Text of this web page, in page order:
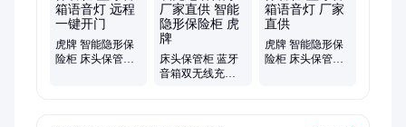
虎牌 智能隐形保
险柜 床头保管柜
床头保管柜 蓝牙
音箱双无线充电
虎牌 智能隐形保
险柜 床头保管柜